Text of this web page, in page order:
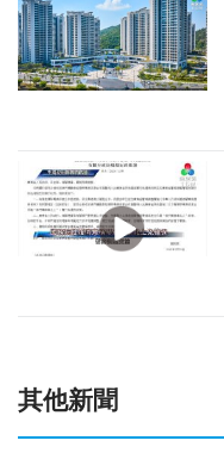
其他新聞